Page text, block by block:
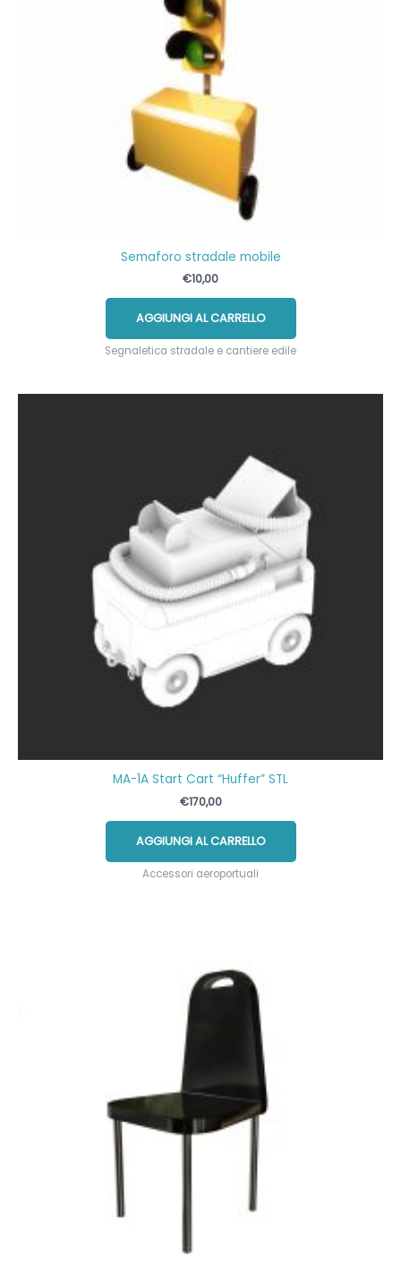
Semaforo stradale mobile
€10,00
AGGIUNGI AL CARRELLO
Segnaletica stradale e cantiere edile
MA-1A Start Cart “Huffer” STL
€170,00
AGGIUNGI AL CARRELLO
Accessori aeroportuali